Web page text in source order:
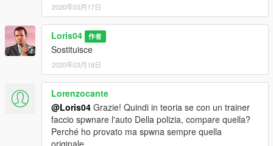
2020年03月17日
Loris04 作者
Sostituisce
2020年03月18日
Lorenzocante
@Loris04 Grazie! Quindi in teoria se con un trainer
faccio spwnare l'auto Della polizia, compare quella?
Perché ho provato ma spwna sempre quella
originale..